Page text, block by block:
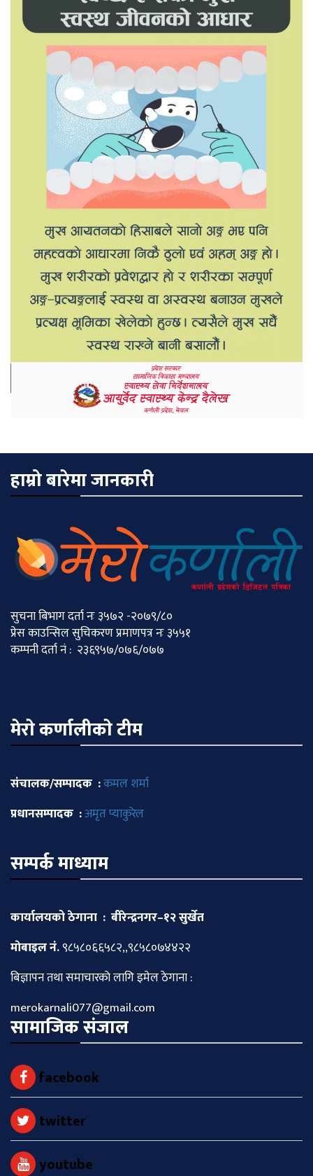
हाम्रो बारेमा जानकारी
सुचना बिभाग दर्ता नः ३५७२ -२०७९/८०
प्रेस काउन्सिल सुचिकरण प्रमाणपत्र नः ३५५१
कम्पनी दर्ता नं : २३६९५७/०७६/०७७
मेराे कर्णालीकाे टीम
संचालक/सम्पादक :कमल शर्मा
प्रधानसम्पादक :अमृत प्याकुरेल
सम्पर्क माध्याम
कार्यालयको ठेगाना : बीरेन्द्रनगर–१२ सुर्खेत
माेबाइल नं.९८५८०६६५८२,,९८५८०७४४२२
बिज्ञापन तथा समाचारकाे लागि इमेल ठेगाना :
merokarnali077@gmail.com
सामाजिक संजाल
facebook
twitter
youtube